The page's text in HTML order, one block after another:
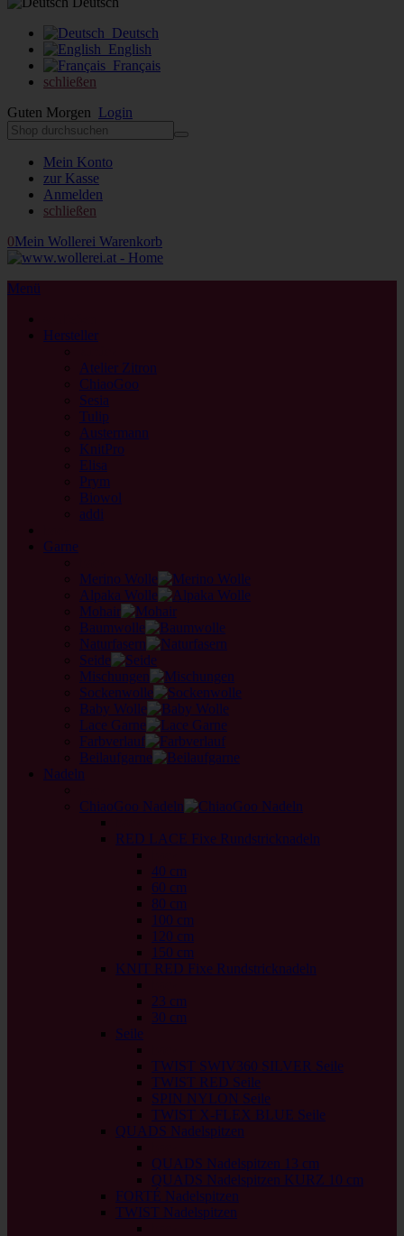
Deutsch
English
Français
schließen
Guten Morgen Login
Mein Konto
zur Kasse
Anmelden
schließen
0Mein Wollerei Warenkorb
Menü
Hersteller
Atelier Zitron
ChiaoGoo
Sesia
Tulip
Austermann
KnitPro
Elisa
Prym
Biowol
addi
Garne
Merino Wolle
Alpaka Wolle
Mohair
Baumwolle
Naturfasern
Seide
Mischungen
Sockenwolle
Baby Wolle
Lace Garne
Farbverlauf
Beilaufgarne
Nadeln
ChiaoGoo Nadeln
RED LACE Fixe Rundstricknadeln
40 cm
60 cm
80 cm
100 cm
120 cm
150 cm
KNIT RED Fixe Rundstricknadeln
23 cm
30 cm
Seile
TWIST SWIV360 SILVER Seile
TWIST RED Seile
SPIN NYLON Seile
TWIST X-FLEX BLUE Seile
QUADS Nadelspitzen
QUADS Nadelspitzen 13 cm
QUADS Nadelspitzen KURZ 10 cm
FORTÉ Nadelspitzen
TWIST Nadelspitzen